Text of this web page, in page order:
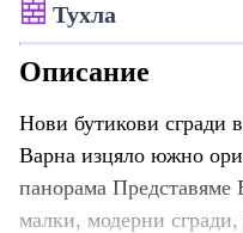
Тухла
Описание
Нови бутикови сгради
Варна изцяло южно
панорама Представяме
малки, модерни